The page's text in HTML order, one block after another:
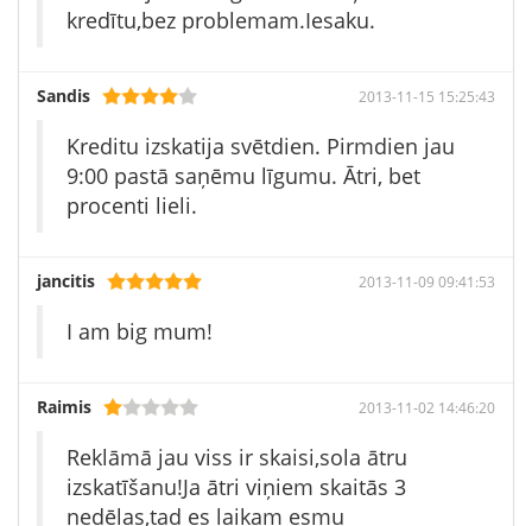
kredītu,bez problemam.Iesaku.
Sandis 2013-11-15 15:25:43
Kreditu izskatija svētdien. Pirmdien jau
9:00 pastā saņēmu līgumu. Ātri, bet
procenti lieli.
jancitis 2013-11-09 09:41:53
I am big mum!
Raimis 2013-11-02 14:46:20
Reklāmā jau viss ir skaisi,sola ātru
izskatīšanu!Ja ātri viņiem skaitās 3
nedēļas,tad es laikam esmu